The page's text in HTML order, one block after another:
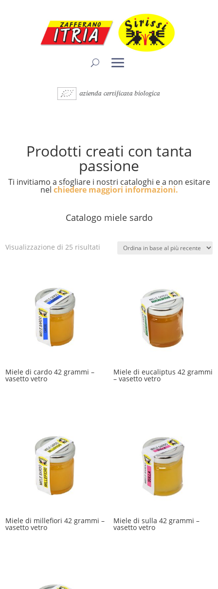
Prodotti creati con tanta
passione
Ti invitiamo a sfogliare i nostri cataloghi e a non esitare
nel chiedere maggiori informazioni.
Catalogo miele sardo
Visualizzazione di 25 risultati
Miele di cardo 42 grammi –
vasetto vetro
Miele di eucaliptus 42 grammi
– vasetto vetro
Miele di millefiori 42 grammi –
vasetto vetro
Miele di sulla 42 grammi –
vasetto vetro